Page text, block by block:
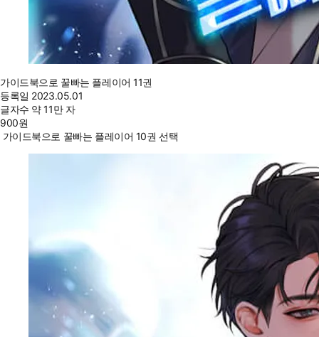
가이드북으로 꿀빠는 플레이어 11권
등록일 2023.05.01
글자수 약 11만 자
900원
가이드북으로 꿀빠는 플레이어 10권 선택